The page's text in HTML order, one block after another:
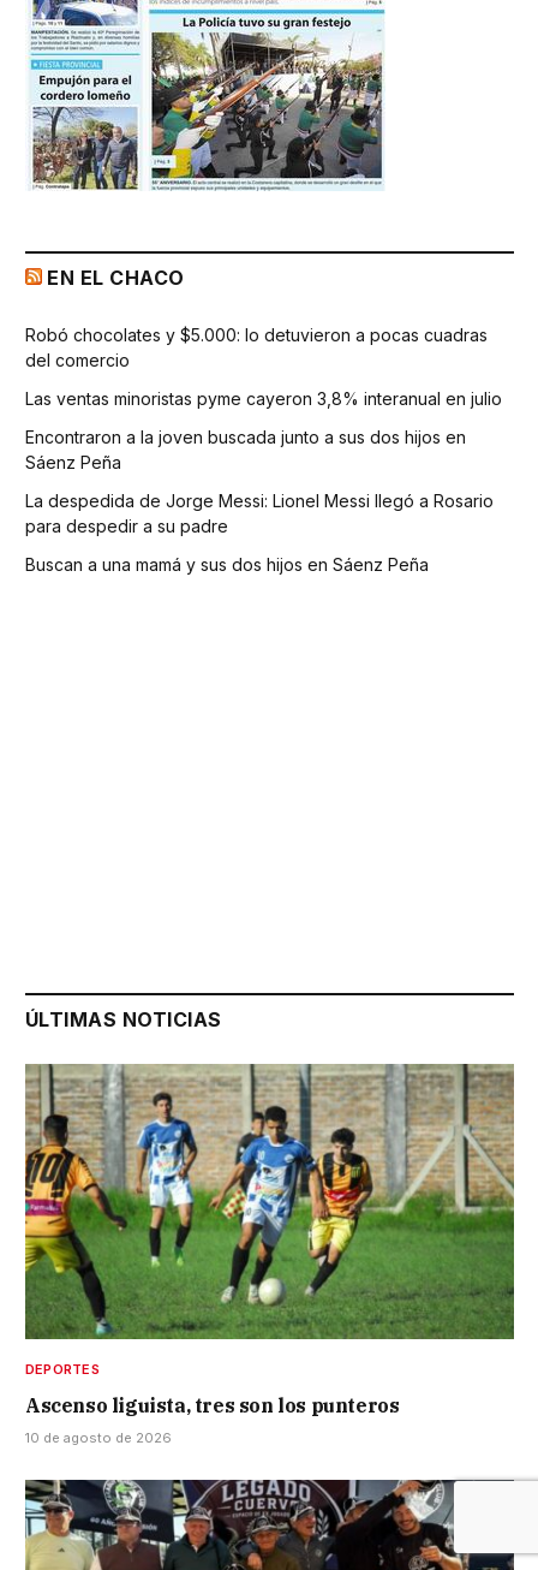
EN EL CHACO
Robó chocolates y $5.000: lo detuvieron a pocas cuadras
del comercio
Las ventas minoristas pyme cayeron 3,8% interanual en julio
Encontraron a la joven buscada junto a sus dos hijos en
Sáenz Peña
La despedida de Jorge Messi: Lionel Messi llegó a Rosario
para despedir a su padre
Buscan a una mamá y sus dos hijos en Sáenz Peña
ÚLTIMAS NOTICIAS
DEPORTES
Ascenso liguista, tres son los punteros
10 de agosto de 2026